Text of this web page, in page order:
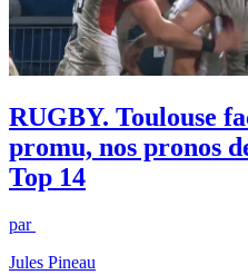
RUGBY. Toulouse
promu, nos pronos
Top 14
par
Jules Pineau